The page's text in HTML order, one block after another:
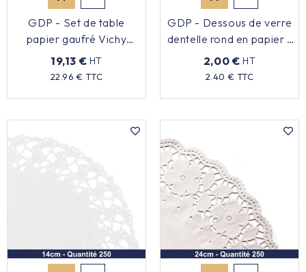
GDP - Set de table
papier gaufré Vichy
rouge et blanc - 31x43cm
- x500
19,13 € HT
22.96 € TTC
Prix
GDP - Dessous de verre
dentelle rond en papier -
Blanc - 11,5cm - x250
2,00 € HT
2.40 € TTC
Prix